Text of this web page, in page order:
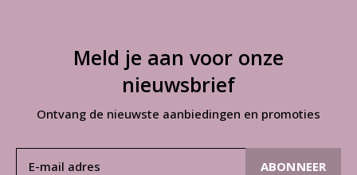
Meld je aan voor onze
nieuwsbrief
Ontvang de nieuwste aanbiedingen en promoties
ABONNEER